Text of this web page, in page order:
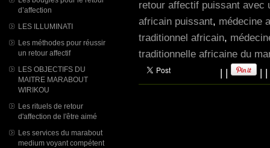
d’affection
LES ILLUMINATI
Les méthodes pour réussir
un retour affectif
LES OBJECTIFS DU
MAITRE MARABOUT
WIRIKOU
Les rituels de retour
d'affection de l'être aimé
Les services du marabout
medium voyant compétent
retour affectif puissant avec
africain puissant, médecine
traditionnel africain,
traditionnelle africaine du
| | | |